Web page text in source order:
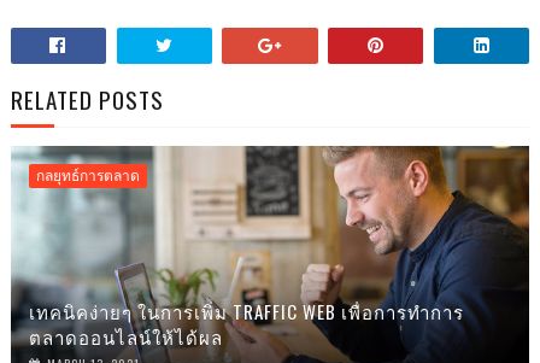
RELATED POSTS
กลยุทธ์การตลาด
เทคนิคง่ายๆ ในการเพิ่ม TRAFFIC WEB เพื่อการทำการ
ตลาดออนไลน์ให้ได้ผล